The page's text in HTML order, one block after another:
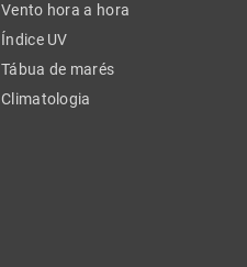
Vento hora a hora
Índice UV
Tábua de marés
Climatologia